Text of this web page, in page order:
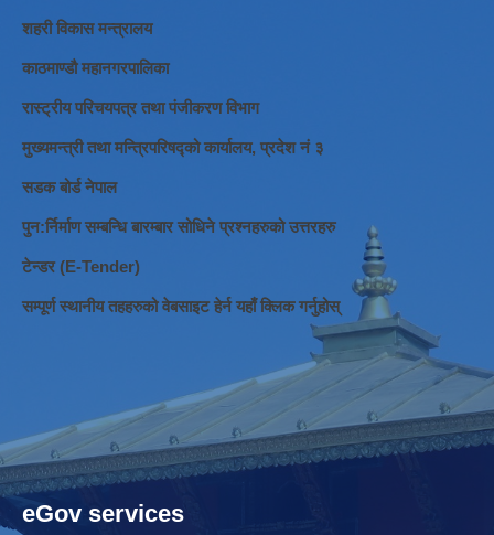
शहरी विकास मन्त्रालय
काठमाण्डौ महानगरपालिका
रास्ट्रीय परिचयपत्र तथा पंजीकरण विभाग
मुख्यमन्त्री तथा मन्त्रिपरिषद्को कार्यालय, प्रदेश नं ३
सडक बोर्ड नेपाल
पुन:र्निर्माण सम्बन्धि बारम्बार सोधिने प्रश्नहरुको उत्तरहरु
टेन्डर (E-Tender)
सम्पूर्ण स्थानीय तहहरुको वेबसाइट हेर्न यहाँ क्लिक गर्नुहोस्
eGov services